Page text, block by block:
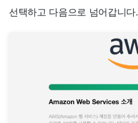
선택하고 다음으로 넘어갑니다.